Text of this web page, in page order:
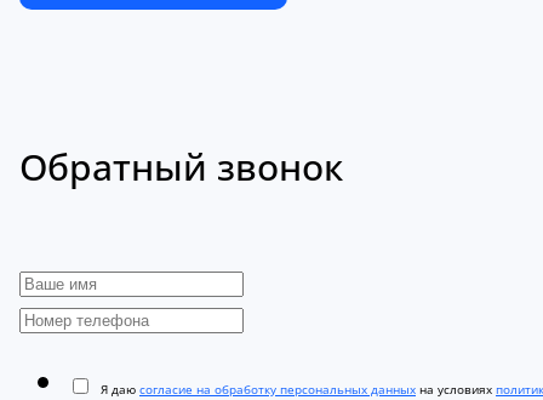
Обратный звонок
Я даю согласие на обработку персональных данных на условиях